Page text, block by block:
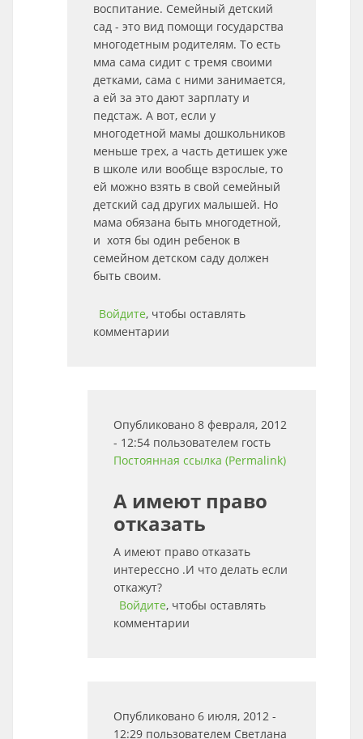
воспитание. Семейный детский
сад - это вид помощи государства
многодетным родителям. То есть
мма сама сидит с тремя своими
детками, сама с ними занимается,
а ей за это дают зарплату и
педстаж. А вот, если у
многодетной мамы дошкольников
меньше трех, а часть детишек уже
в школе или вообще взрослые, то
ей можно взять в свой семейный
детский сад других малышей. Но
мама обязана быть многодетной,
и хотя бы один ребенок в
семейном детском саду должен
быть своим.
Войдите, чтобы оставлять
комментарии
Опубликовано 8 февраля, 2012
- 12:54 пользователем гость
Постоянная ссылка (Permalink)
А имеют право
отказать
А имеют право отказать
интерессно .И что делать если
откажут?
Войдите, чтобы оставлять
комментарии
Опубликовано 6 июля, 2012 -
12:29 пользователем Светлана